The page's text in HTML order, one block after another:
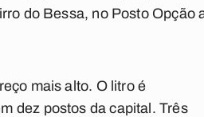
do Bessa, no Posto Opção
mais alto. O litro é
dez postos da capital. Três